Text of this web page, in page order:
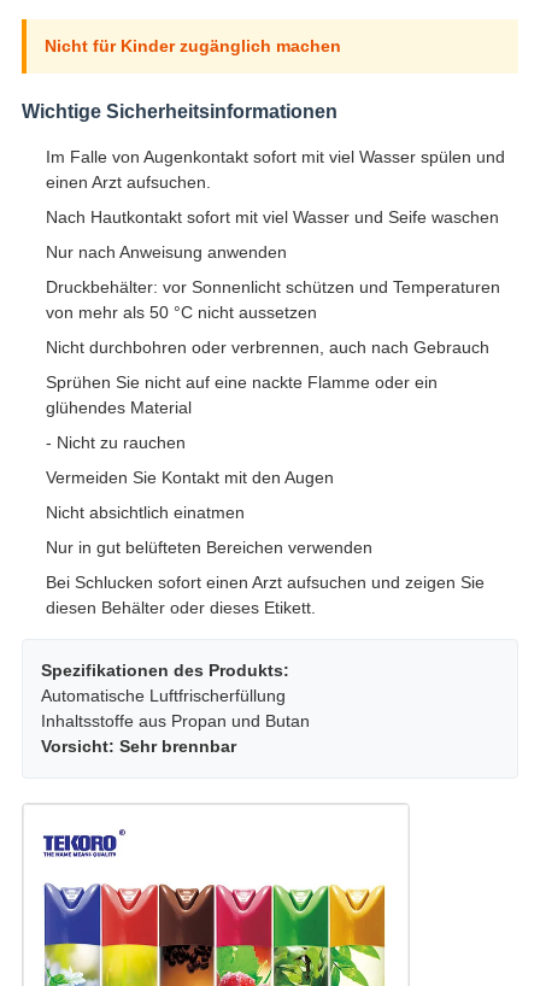
Nicht für Kinder zugänglich machen
Wichtige Sicherheitsinformationen
Im Falle von Augenkontakt sofort mit viel Wasser spülen und
einen Arzt aufsuchen.
Nach Hautkontakt sofort mit viel Wasser und Seife waschen
Nur nach Anweisung anwenden
Druckbehälter: vor Sonnenlicht schützen und Temperaturen
von mehr als 50 °C nicht aussetzen
Nicht durchbohren oder verbrennen, auch nach Gebrauch
Sprühen Sie nicht auf eine nackte Flamme oder ein
glühendes Material
- Nicht zu rauchen
Vermeiden Sie Kontakt mit den Augen
Nicht absichtlich einatmen
Nur in gut belüfteten Bereichen verwenden
Bei Schlucken sofort einen Arzt aufsuchen und zeigen Sie
diesen Behälter oder dieses Etikett.
Spezifikationen des Produkts:
Automatische Luftfrischerfüllung
Inhaltsstoffe aus Propan und Butan
Vorsicht: Sehr brennbar